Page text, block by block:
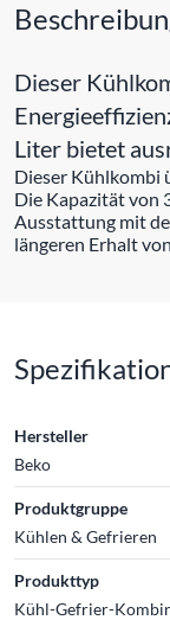
Dieser
Liter bietet
Dieser Kühlkombi
Die Kapazität von
Ausstattung mit
längeren Erhalt
Hersteller
Beko
Produktgruppe
Kühlen & Gefrieren
Produkttyp
Kühl-Gefrier-